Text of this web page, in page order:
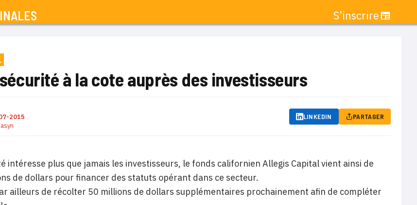
S’inscrire
à la cote auprès des investisseurs
2015
LINKEDIN PARTAGER
intéresse plus que jamais les investisseurs, le fonds californien Allegis Capital vient ainsi de
de dollars pour financer des statuts opérant dans ce secteur.
ailleurs de récolter 50 millions de dollars supplémentaires prochainement afin de compléter